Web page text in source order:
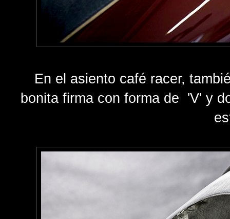
En el asiento café racer,
bonita firma con forma de 'V' y